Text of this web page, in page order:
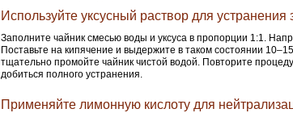
Используйте уксусный раствор для устранения
Заполните чайник смесью воды и уксуса в пропорции 1:1.
Поставьте на кипячение и выдержите в таком состоянии
тщательно промойте чайник чистой водой. Повторите
добиться полного устранения.
Применяйте лимонную кислоту для